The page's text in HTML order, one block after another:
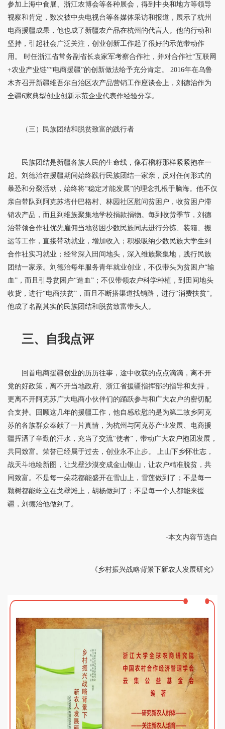
参加上海中食展、浙江农博会等各种展会，得到中央和地方等领导
视察和肯定，数次被中央电视台等各媒体采访和报道，展示了杭州
电商援疆成果，他也成了新疆农产品在杭州的代言人。他的行动和
坚持，引起社会广泛关注，创业创新工作起了很好的示范带动作
用。 时任浙江省常务副省长袁家军考察合作社，并对合作社“互联网
+农业产业链”“电商援疆”的创新做法给予充分肯定。 2016年在乌鲁
木齐召开新疆维吾尔自治区农产品营销工作座谈会上，刘德治作为
全疆6家典型创业创新示范企业代表作经验分享。
（三）民族团结和脱贫致富的践行者
民族团结是新疆各族人民的生命线，像石榴籽那样紧紧抱在一
起。刘德治在援疆期间始终践行民族团结一家亲，反对任何形式的
暴恐和分裂活动，始终将“稳定才能发展”的理念扎根于脑海。他不仅
亲自带队到阿克苏塔什巴格村、林园社区慰问贫困户，收贫困户滞
销农产品，而且到维族聚集地学校捐款捐物。每到收货季节，刘德
治带领合作社优先雇佣当地贫困少数民族同志进行分拣、装箱、搬
运等工作，直接带动就业，增加收入；积极吸纳少数民族大学生到
合作社实习就业；经常深入田间地头，深入维族聚集地，践行民族
团结一家亲。刘德治每年服务青年就业创业，不仅带头为贫困户“输
血”，而且引导贫困户“造血”；不仅带领农户科学种植，到田间地头
收货，进行“电商扶贫”，而且不断搭渠道找销路，进行“消费扶贫”。
他成了名副其实的民族团结和脱贫致富带头人。
三、自我点评
回首电商援疆创业的历历往事，途中收获的点点滴滴，离不开
党的好政策，离不开当地政府、浙江省援疆指挥部的指导和支持，
更离不开阿克苏广大电商小伙伴们的踊跃参与和广大农户的密切配
合支持。回顾这几年的援疆工作，他自感欣慰的是为第二故乡阿克
苏的各族群众奉献了一片真情，为杭州与阿克苏产业发展、电商援
疆挥洒了辛勤的汗水，充当了交流“使者”，带动广大农户抱团发展，
共同致富。荣誉已经属于过去，创业永不止步。 上山下乡怀壮志，
战天斗地绘新图，让戈壁沙漠变成金山银山，让农户精准脱贫，共
同致富。不是每一朵花都能盛开在雪山上，雪莲做到了；不是每一
颗树都能屹立在戈壁滩上，胡杨做到了；不是每一个人都能来援
疆，刘德治他做到了。
-本文内容节选自
《乡村振兴战略背景下新农人发展研究》